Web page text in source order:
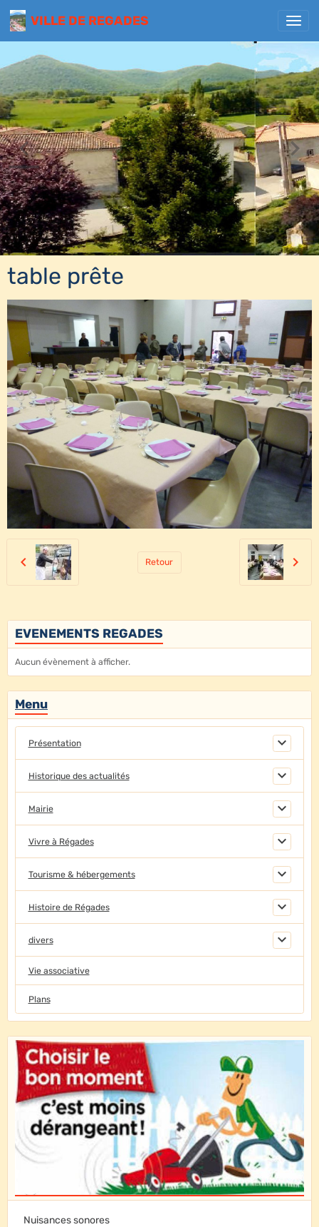
VILLE DE REGADES
table prête
Retour
EVENEMENTS REGADES
Aucun évènement à afficher.
Menu
Présentation
Historique des actualités
Mairie
Vivre à Régades
Tourisme & hébergements
Histoire de Régades
divers
Vie associative
Plans
Nuisances sonores